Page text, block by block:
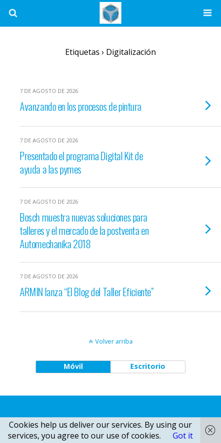
Etiquetas › Digitalización
7 DE AGOSTO DE 2026
Avanzando en los procesos de pintura
7 DE AGOSTO DE 2026
Presentado el programa Digital Kit de
ayuda a las pymes
7 DE AGOSTO DE 2026
Bosch muestra nuevas soluciones para
talleres y el mercado de la postventa en
Automechanika 2018
7 DE AGOSTO DE 2026
ARMIN lanza “El Blog del Taller Eficiente”
Volver arriba
Móvil Escritorio
Cookies help us deliver our services. By using our
services, you agree to our use of cookies.
Got it